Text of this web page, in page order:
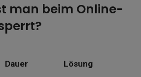
man beim Online-
Dauer Lösung